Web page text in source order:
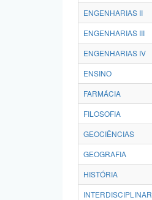
ENGENHARIAS II
ENGENHARIAS III
ENGENHARIAS IV
ENSINO
FARMÁCIA
FILOSOFIA
GEOCIÊNCIAS
GEOGRAFIA
HISTÓRIA
INTERDISCIPLINAR